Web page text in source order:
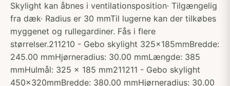
Skylight kan åbnes i ventilationsposition· Tilgængelig
fra dæk· Radius er 30 mmTil lugerne kan der tilkøbes
myggenet og rullegardiner. Fås i flere
størrelser.211210 - Gebo skylight 325x185mmBredde:
245.00 mmHjørneradius: 30.00 mmLængde: 385
mmHulmål: 325 x 185 mm211211 - Gebo skylight
450x320mmBredde: 380.00 mmHjørneradius: 30.00